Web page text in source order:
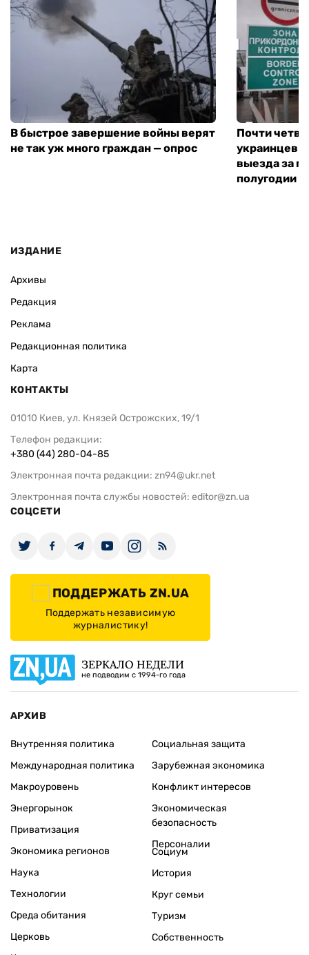
В быстрое завершение войны верят
не так уж много граждан — опрос
Почти
украинцев
выезда за
полугодии
ИЗДАНИЕ
Архивы
Редакция
Реклама
Редакционная политика
Карта
КОНТАКТЫ
01010 Киев, ул. Князей Острожских, 19/1
Телефон редакции:
+380 (44) 280-04-85
Электронная почта редакции: zn94@ukr.net
Электронная почта службы новостей: editor@zn.ua
СОЦСЕТИ
ПОДДЕРЖАТЬ ZN.UA
Поддержать независимую
журналистику!
ЗЕРКАЛО НЕДЕЛИ
не подводим с 1994-го года
АРХИВ
Внутренняя политика
Международная политика
Макроуровень
Энергорынок
Приватизация
Экономика регионов
Социальная защита
Зарубежная экономика
Конфликт интересов
Экономическая
безопасность
Персоналии
Наука
Технологии
Среда обитания
Церковь
Социум
История
Круг семьи
Туризм
Собственность